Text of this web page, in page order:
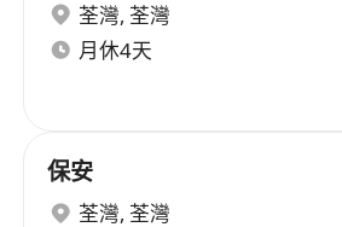
荃灣, 荃灣
月休4天
保安
荃灣, 荃灣